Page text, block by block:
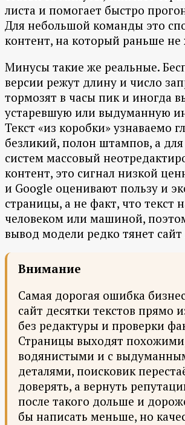
листа и помогает быстро
Для небольшой команды это
контент, на который раньше не
Минусы такие же реальные.
версии режут длину и число
тормозят в часы пик и иногда
устаревшую или выдуманную
Текст «из коробки» узнаваемо
безликий, полон штампов, а
систем массовый
контент, это сигнал низкой
и Google оценивают пользу и
страницы, а не факт, что текст
человеком или машиной,
вывод модели редко тянет сайт
Внимание
Самая дорогая ошибка
сайт десятки текстов прямо
без редактуры и проверки
Страницы выходят
водянистыми и с
деталями, поисковик
доверять, а вернуть
после такого дольше и
бы написать меньше, но